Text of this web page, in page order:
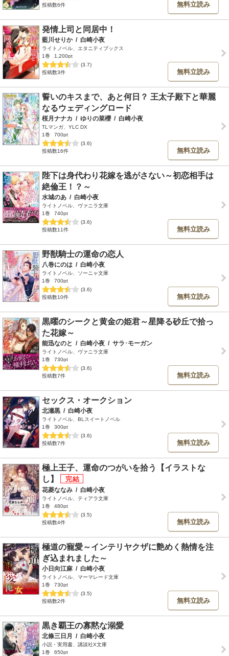
投稿数6件
無料立読み
発情上司と同居中！
藍川せりか / 白崎小夜
ライトノベル、エタニティブックス
1巻
1,200pt
(3.7)
投稿数3件
無料立読み
誓いのキスまで、あと何日？ 王太子殿下と華麗
なるウェディングロード
桜月ナナカ / ゆりの菜櫻 / 白崎小夜
TLマンガ、YLC DX
1巻
700pt
(3.6)
投稿数16件
無料立読み
陛下は身代わり花嫁を逃がさない～初恋相手は
絶倫王！？～
水城のあ / 白崎小夜
ライトノベル、ヴァニラ文庫
1巻
740pt
(3.6)
投稿数11件
無料立読み
野獣騎士の運命の恋人
八巻にのは / 白崎小夜
ライトノベル、ソーニャ文庫
1巻
700pt
(3.6)
投稿数10件
無料立読み
黒曜のシークと黄金の姫君～星降る砂丘で拾っ
た花嫁～
能迅なのと / 白崎小夜 / サラ･モーガン
ライトノベル、ヴァニラ文庫
1巻
730pt
(3.6)
投稿数7件
無料立読み
セックス・オークション
北瀬黒 / 白崎小夜
ライトノベル、BLスイートノベル
1巻
300pt
(3.6)
投稿数7件
無料立読み
極上王子、運命のつがいを拾う【イラストな
し】
花菱ななみ / 白崎小夜
ライトノベル、ティアラ文庫
1巻
480pt
(3.5)
投稿数4件
無料立読み
極道の寵愛～インテリヤクザに艶めく熱情を注
ぎ込まれました～
小日向江麻 / 白崎小夜
ライトノベル、マーマレード文庫
1巻
730pt
(3.5)
投稿数2件
無料立読み
黒き覇王の寡黙な溺愛
北條三日月 / 白崎小夜
小説・実用書、講談社X文庫
1巻
650pt